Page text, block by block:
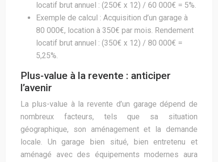
locatif brut annuel : (250€ x 12) / 60 000€ = 5%.
Exemple de calcul : Acquisition d’un garage à
80 000€, location à 350€ par mois. Rendement
locatif brut annuel : (350€ x 12) / 80 000€ =
5,25%.
Plus-value à la revente : anticiper
l’avenir
La plus-value à la revente d’un garage dépend de
nombreux facteurs, tels que sa situation
géographique, son aménagement et la demande
locale. Un garage bien situé, bien entretenu et
aménagé avec des équipements modernes aura